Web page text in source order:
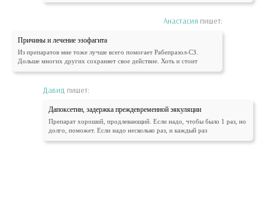
Анастасия пишет:
Причины и лечение эзофагита
Из препаратов мне тоже лучше всего помогает Рабепразол-СЗ.
Дольше многих других сохраняет свое действие. Хоть и стоит
Давид пишет:
Дапоксетин, задержка преждевременной эякуляции
Препарат хороший, продлевающий. Если надо, чтобы было 1 раз, но
долго, поможет. Если надо несколько раз, и каждый раз